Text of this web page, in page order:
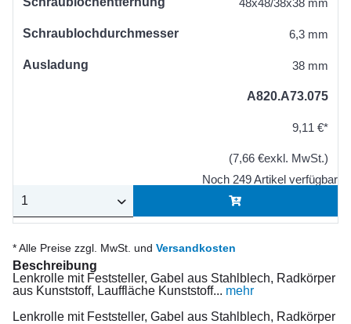
Schraublochdurchmesser 6,3 mm
Ausladung 38 mm
A820.A73.075
9,11 €*
(7,66 €exkl. MwSt.)
Noch 249 Artikel verfügbar
* Alle Preise zzgl. MwSt. und Versandkosten
Beschreibung
Lenkrolle mit Feststeller, Gabel aus Stahlblech, Radkörper
aus Kunststoff, Lauffläche Kunststoff... mehr
Lenkrolle mit Feststeller, Gabel aus Stahlblech, Radkörper